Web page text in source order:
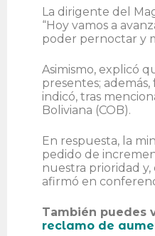
La dirigente del
“Hoy vamos a
poder pernoctar y
Asimismo, explicó
presentes;
indicó, tras
Boliviana (COB).
En respuesta, la
pedido de
nuestra prioridad
afirmó en
También puedes
reclamo de